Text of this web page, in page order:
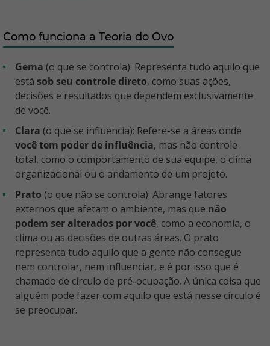
Como funciona a Teoria do Ovo
Gema (o que se controla): Representa tudo aquilo que
está sob seu controle direto, como suas ações,
decisões e resultados que dependem exclusivamente
de você.
Clara (o que se influencia): Refere-se a áreas onde
você tem poder de influência, mas não controle
total, como o comportamento de sua equipe, o clima
organizacional ou o andamento de um projeto.
Prato (o que não se controla): Abrange fatores
externos que afetam o ambiente, mas que não
podem ser alterados por você, como a economia, o
clima ou as decisões de outras áreas. O prato
representa tudo aquilo que a gente não consegue
nem controlar, nem influenciar, e é por isso que é
chamado de círculo de pré-ocupação. A única coisa que
alguém pode fazer com aquilo que está nesse círculo é
se preocupar.